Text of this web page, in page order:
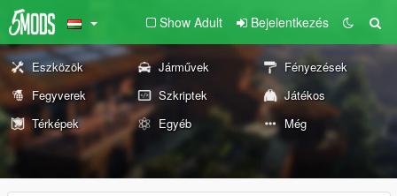
Show Adult Bejelentkezés
Eszközök Járművek
Fényezések
Fegyverek
Szkriptek
Játékos
Térképek
Egyéb Még